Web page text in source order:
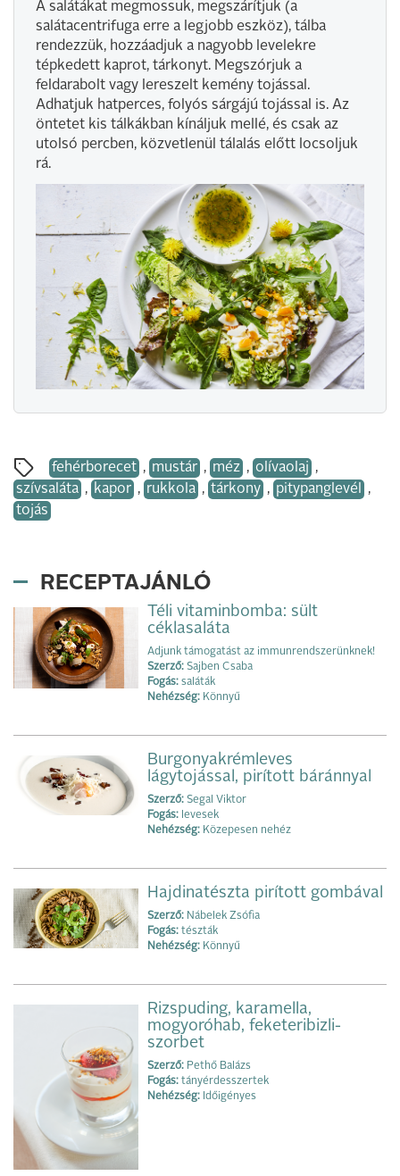
A salátákat megmossuk, megszárítjuk (a
salátacentrifuga erre a legjobb eszköz), tálba
rendezzük, hozzáadjuk a nagyobb levelekre
tépkedett kaprot, tárkonyt. Megszórjuk a
feldarabolt vagy lereszelt kemény tojással.
Adhatjuk hatperces, folyós sárgájú tojással is. Az
öntetet kis tálkákban kínáljuk mellé, és csak az
utolsó percben, közvetlenül tálalás előtt locsoljuk
rá.
fehérborecet , mustár , méz , olívaolaj ,
szívsaláta , kapor , rukkola , tárkony , pitypanglevél
,
tojás
RECEPTAJÁNLÓ
Téli vitaminbomba: sült
céklasaláta
Adjunk támogatást az immunrendszerünknek!
Szerző: Sajben Csaba
Fogás: saláták
Nehézség: Könnyű
Burgonyakrémleves
lágytojással, pirított báránnyal
Szerző: Segal Viktor
Fogás: levesek
Nehézség: Közepesen nehéz
Hajdinatészta pirított gombával
Szerző: Nábelek Zsófia
Fogás: tészták
Nehézség: Könnyű
Rizspuding, karamella,
mogyoróhab, feketeribizli-
szorbet
Szerző: Pethő Balázs
Fogás: tányérdesszertek
Nehézség: Időigényes